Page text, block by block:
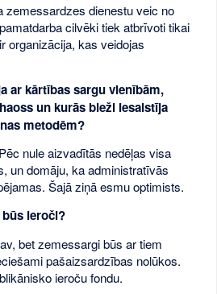
dienestu veic no
cilvēki tiek atbrīvoti tikai
organizācija, kas veidojas
ar kārtības sargu vienībām,
un kurās bieži iesaistīja
metodēm?
nule aizvadītās nedēļas visa
un domāju, ka administratīvās
Šajā ziņā esmu optimists.
ieroči?
bet zemessargi būs ar tiem
pašaizsardzības nolūkos.
ieroču fondu.